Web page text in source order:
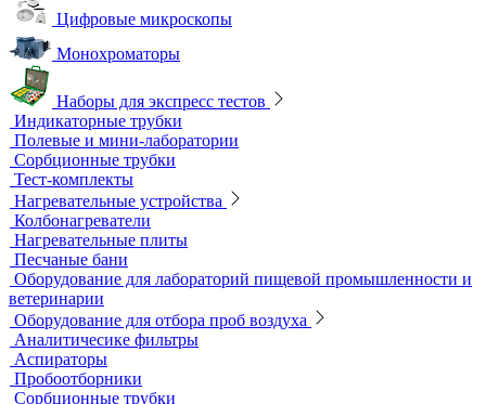
Цифровые микроскопы
Монохроматоры
Наборы для экспресс тестов
Индикаторные трубки
Полевые и мини-лаборатории
Сорбционные трубки
Тест-комплекты
Нагревательные устройства
Колбонагреватели
Нагревательные плиты
Песчаные бани
Оборудование для лабораторий пищевой промышленности и
ветеринарии